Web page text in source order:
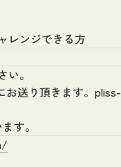
レンジできる方
。
お送り頂きます。pliss-
す。